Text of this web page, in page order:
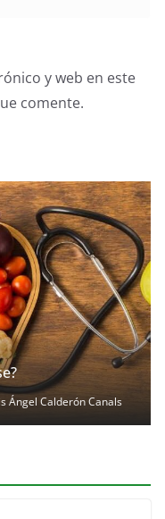
y web en este
comente.
Canals